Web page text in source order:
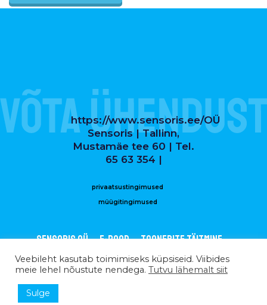
https://www.sensoris.ee/OÜ
Sensoris | Tallinn,
Mustamäe tee 60 | Tel.
65 63 354 |
privaatsustingimused
müügitingimused
Sensoris OÜ E-POOD
Toonerite täitmine
Printerite remont
Kontakt
Veebileht kasutab toimimiseks küpsiseid. Viibides
meie lehel nõustute nendega. Tutvu lähemalt siit
Sulge